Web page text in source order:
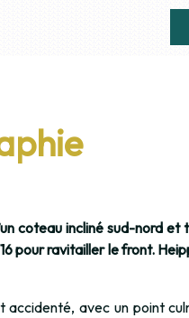
coteau incliné sud-nord
pour ravitailler le front.
avec un point